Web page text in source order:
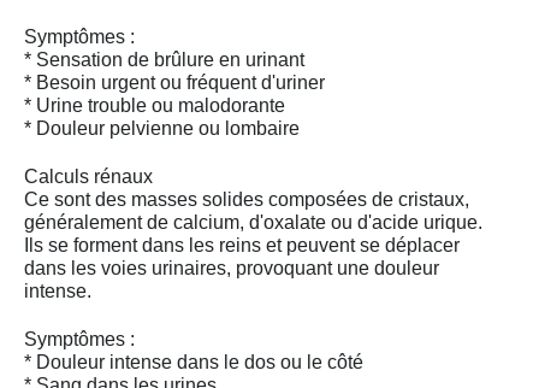
Symptômes :
* Sensation de brûlure en urinant
* Besoin urgent ou fréquent d'uriner
* Urine trouble ou malodorante
* Douleur pelvienne ou lombaire
Calculs rénaux
Ce sont des masses solides composées de cristaux,
généralement de calcium, d'oxalate ou d'acide urique.
Ils se forment dans les reins et peuvent se déplacer
dans les voies urinaires, provoquant une douleur
intense.
Symptômes :
* Douleur intense dans le dos ou le côté